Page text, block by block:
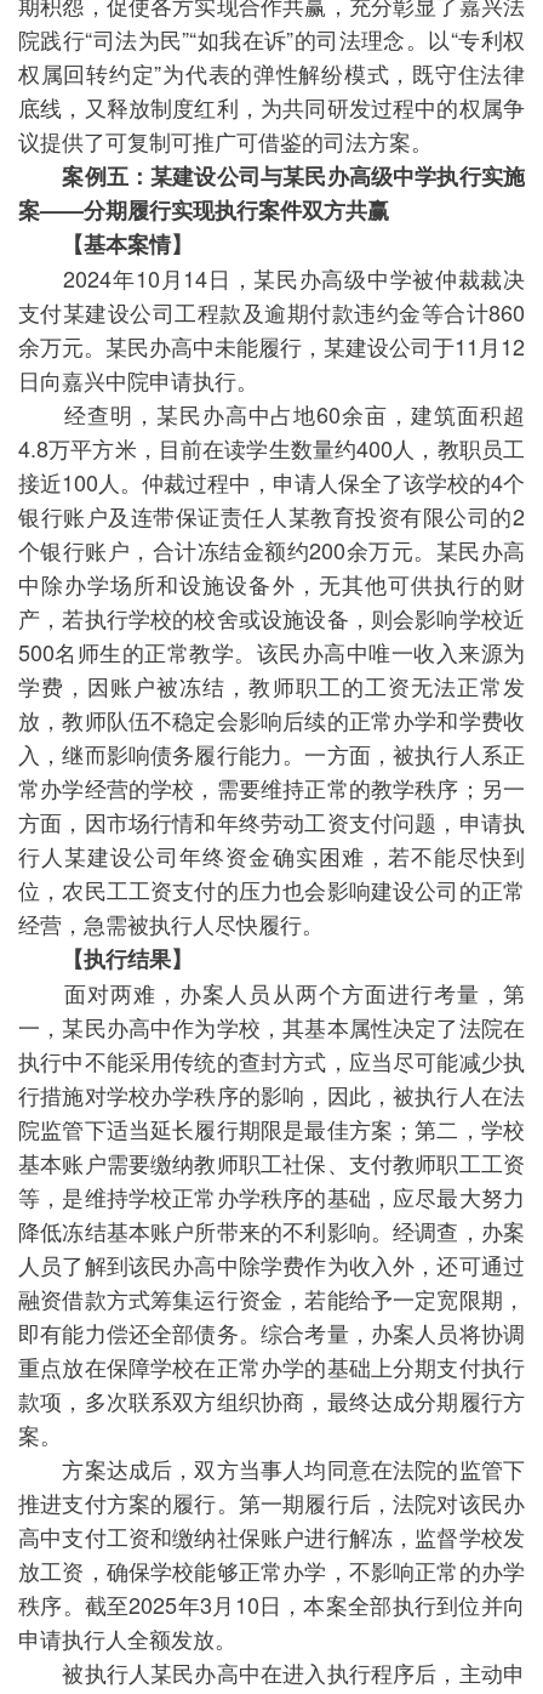
院践行“司法为民”“如我在诉”的司法理念。以“专利权
权属回转约定”为代表的弹性解纷模式，既守住法律
底线，又释放制度红利，为共同研发过程中的权属争
议提供了可复制可推广可借鉴的司法方案。
案例五：某建设公司与某民办高级中学执行实施
案——分期履行实现执行案件双方共赢
【基本案情】
2024年10月14日，某民办高级中学被仲裁裁决
支付某建设公司工程款及逾期付款违约金等合计860
余万元。某民办高中未能履行，某建设公司于11月12
日向嘉兴中院申请执行。
经查明，某民办高中占地60余亩，建筑面积超
4.8万平方米，目前在读学生数量约400人，教职员工
接近100人。仲裁过程中，申请人保全了该学校的4个
银行账户及连带保证责任人某教育投资有限公司的2
个银行账户，合计冻结金额约200余万元。某民办高
中除办学场所和设施设备外，无其他可供执行的财
产，若执行学校的校舍或设施设备，则会影响学校近
500名师生的正常教学。该民办高中唯一收入来源为
学费，因账户被冻结，教师职工的工资无法正常发
放，教师队伍不稳定会影响后续的正常办学和学费收
入，继而影响债务履行能力。一方面，被执行人系正
常办学经营的学校，需要维持正常的教学秩序；另一
方面，因市场行情和年终劳动工资支付问题，申请执
行人某建设公司年终资金确实困难，若不能尽快到
位，农民工工资支付的压力也会影响建设公司的正常
经营，急需被执行人尽快履行。
【执行结果】
面对两难，办案人员从两个方面进行考量，第
一，某民办高中作为学校，其基本属性决定了法院在
执行中不能采用传统的查封方式，应当尽可能减少执
行措施对学校办学秩序的影响，因此，被执行人在法
院监管下适当延长履行期限是最佳方案；第二，学校
基本账户需要缴纳教师职工社保、支付教师职工工资
等，是维持学校正常办学秩序的基础，应尽最大努力
降低冻结基本账户所带来的不利影响。经调查，办案
人员了解到该民办高中除学费作为收入外，还可通过
融资借款方式筹集运行资金，若能给予一定宽限期，
即有能力偿还全部债务。综合考量，办案人员将协调
重点放在保障学校在正常办学的基础上分期支付执行
款项，多次联系双方组织协商，最终达成分期履行方
案。
方案达成后，双方当事人均同意在法院的监管下
推进支付方案的履行。第一期履行后，法院对该民办
高中支付工资和缴纳社保账户进行解冻，监督学校发
放工资，确保学校能够正常办学，不影响正常的办学
秩序。截至2025年3月10日，本案全部执行到位并向
申请执行人全额发放。
被执行人某民办高中在进入执行程序后，主动申